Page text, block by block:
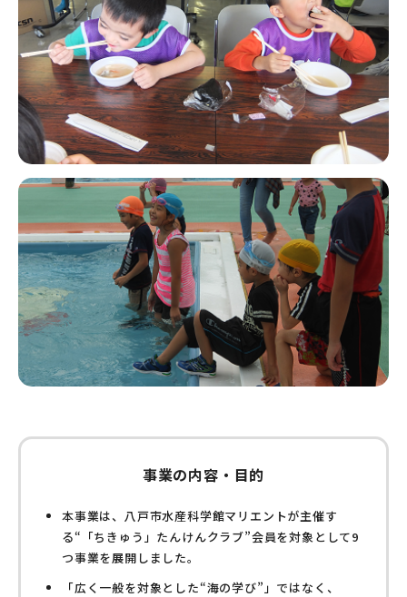
事業の内容・目的
本事業は、八戸市水産科学館マリエントが主催す
る“「ちきゅう」たんけんクラブ”会員を対象として9
つ事業を展開しました。
「広く一般を対象とした“海の学び”」ではなく、